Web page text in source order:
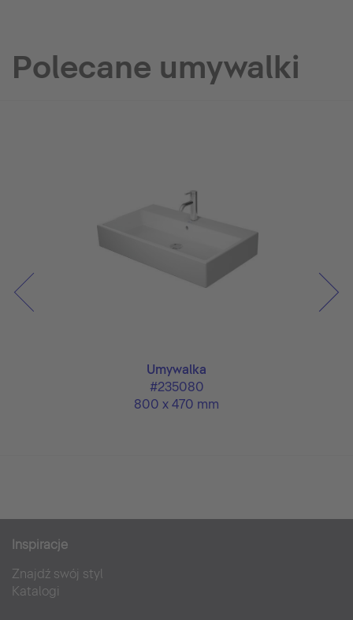
Polecane umywalki
Umywalka
#235080
800 x 470 mm
Inspiracje
Znajdź swój styl
Katalogi